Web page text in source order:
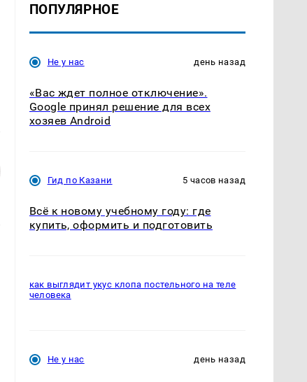
ПОПУЛЯРНОЕ
Не у нас день назад
«Вас ждет полное отключение».
Google принял решение для всех
хозяев Android
Гид по Казани 5 часов назад
Всё к новому учебному году: где
купить, оформить и подготовить
как выглядит укус клопа постельного на теле
человека
Не у нас день назад